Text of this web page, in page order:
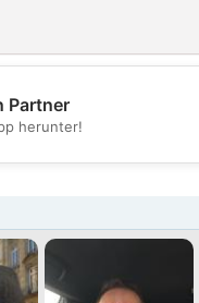
💕
Partner
herunter!